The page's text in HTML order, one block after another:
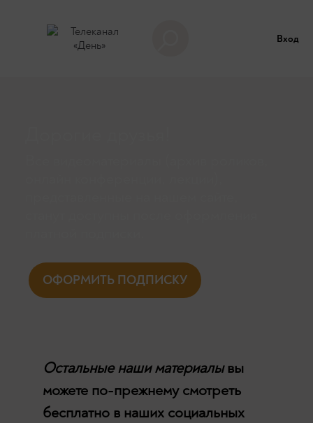
Вход
ОФОРМИТЬ ПОДПИСКУ
Остальные наши материалывы
можете по-прежнему смотреть
бесплатно в наших социальных